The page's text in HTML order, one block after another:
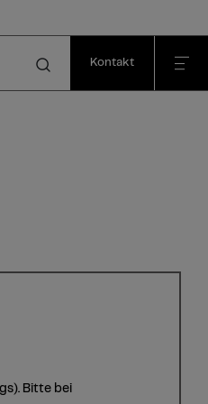
Kontakt
Bitte bei